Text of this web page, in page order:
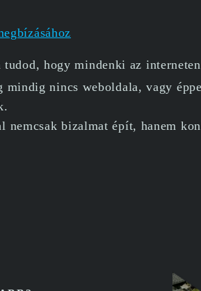
tudod, hogy mindenki az
nincs weboldala, vagy
bizalmat épít, hanem